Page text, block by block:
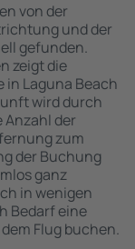
von der
und der
gefunden.
zeigt die
Laguna Beach
wird durch
der
zum
der Buchung
ganz
in wenigen
Bedarf eine
Flug buchen.